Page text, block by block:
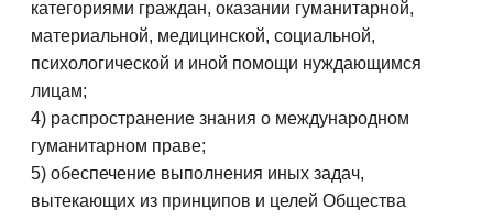
категориями граждан, оказании гуманитарной,
материальной, медицинской, социальной,
психологической и иной помощи нуждающимся
лицам;
4) распространение знания о международном
гуманитарном праве;
5) обеспечение выполнения иных задач,
вытекающих из принципов и целей Общества